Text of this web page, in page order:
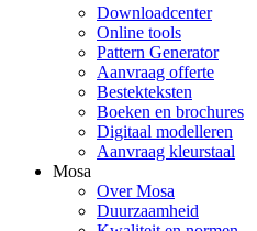
Downloadcenter
Online tools
Pattern Generator
Aanvraag offerte
Bestekteksten
Boeken en brochures
Digitaal modelleren
Aanvraag kleurstaal
Mosa
Over Mosa
Duurzaamheid